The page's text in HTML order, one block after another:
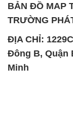
BẢN ĐỒ MAP
TRƯỜNG
ĐỊA CHỈ:
Đông B, Quận
Minh